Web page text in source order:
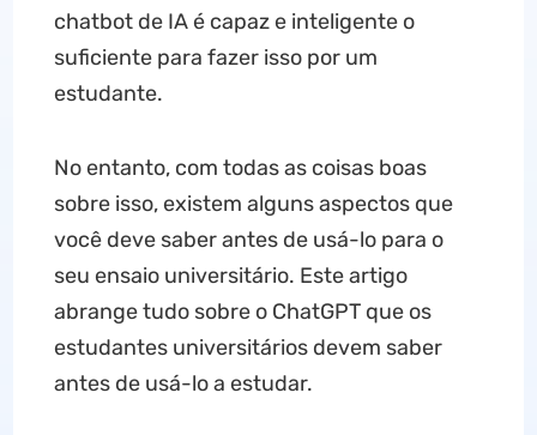
chatbot de IA é capaz e inteligente o
suficiente para fazer isso por um
estudante.
No entanto, com todas as coisas boas
sobre isso, existem alguns aspectos que
você deve saber antes de usá-lo para o
seu ensaio universitário. Este artigo
abrange tudo sobre o ChatGPT que os
estudantes universitários devem saber
antes de usá-lo a estudar.